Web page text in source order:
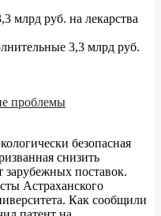
млрд руб. на лекарства
3,3 млрд руб.
проблемы
безопасная
снизить
зарубежных поставок.
Астраханского
Как сообщили